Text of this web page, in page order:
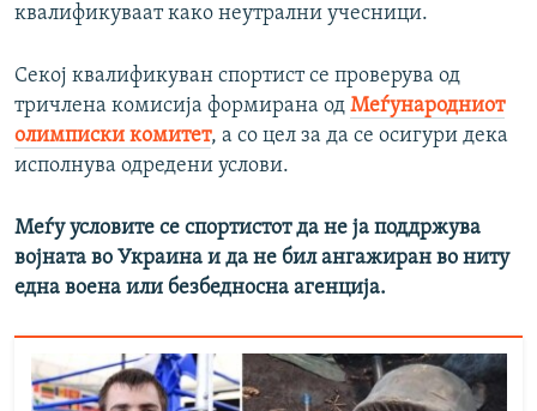
квалификуваат како неутрални учесници.
Секој квалификуван спортист се проверува од
тричлена комисија формирана од Меѓународниот
олимписки комитет, а со цел за да се осигури дека
исполнува одредени услови.
Меѓу условите се спортистот да не ја поддржува
војната во Украина и да не бил ангажиран во ниту
една воена или безбедносна агенција.